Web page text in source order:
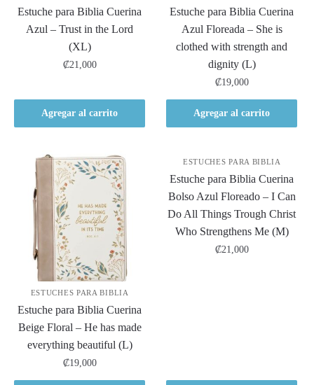
Estuche para Biblia Cuerina
Azul – Trust in the Lord
(XL)
₡21,000
Agregar al carrito
Estuche para Biblia Cuerina
Azul Floreada – She is
clothed with strength and
dignity (L)
₡19,000
Agregar al carrito
ESTUCHES PARA BIBLIA
Estuche para Biblia Cuerina
Beige Floral – He has made
everything beautiful (L)
₡19,000
ESTUCHES PARA BIBLIA
Estuche para Biblia Cuerina
Bolso Azul Floreado – I Can
Do All Things Trough Christ
Who Strengthens Me (M)
₡21,000